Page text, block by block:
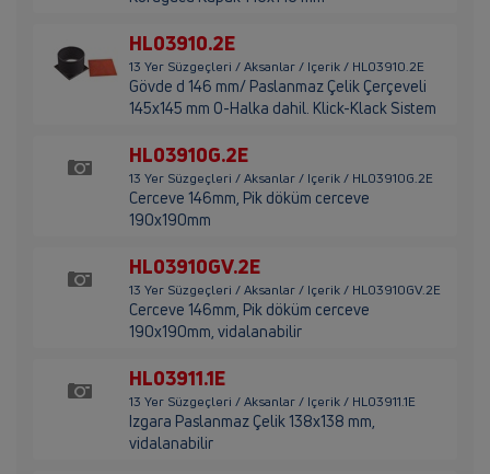
HL03910.2E
13 Yer Süzgeçleri / Aksanlar / Içerik / HL03910.2E
Gövde d 146 mm/ Paslanmaz Çelik Çerçeveli
145x145 mm O-Halka dahil. Klick-Klack Sistem
HL03910G.2E
13 Yer Süzgeçleri / Aksanlar / Içerik / HL03910G.2E
Cerceve 146mm, Pik döküm cerceve
190x190mm
HL03910GV.2E
13 Yer Süzgeçleri / Aksanlar / Içerik / HL03910GV.2E
Cerceve 146mm, Pik döküm cerceve
190x190mm, vidalanabilir
HL03911.1E
13 Yer Süzgeçleri / Aksanlar / Içerik / HL03911.1E
Izgara Paslanmaz Çelik 138x138 mm,
vidalanabilir